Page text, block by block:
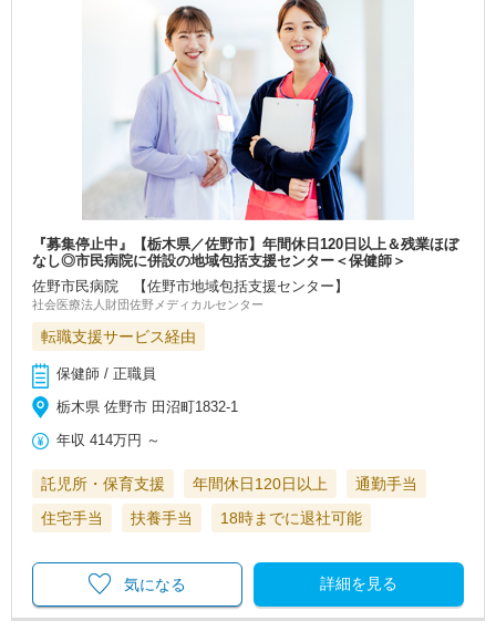
『募集停止中』【栃木県／佐野市】年間休日120日以上＆残業ほぼ
なし◎市民病院に併設の地域包括支援センター＜保健師＞
佐野市民病院 【佐野市地域包括支援センター】
社会医療法人財団佐野メディカルセンター
転職支援サービス経由
保健師 / 正職員
栃木県 佐野市 田沼町1832‐1
年収 414万円 ～
託児所・保育支援 年間休日120日以上
通勤手当
住宅手当
扶養手当 18時までに退社可能
詳細を見る
気になる